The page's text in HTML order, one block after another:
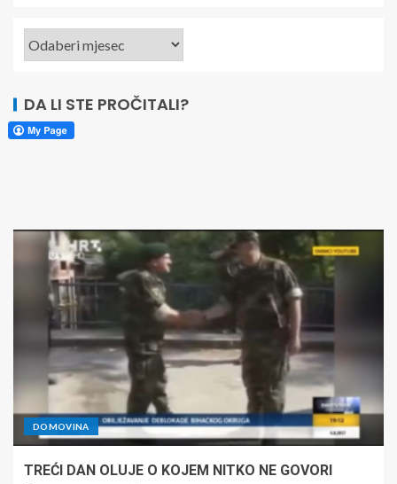
DA LI STE PROČITALI?
DOMOVINA
TREĆI DAN OLUJE O KOJEM NITKO NE GOVORI